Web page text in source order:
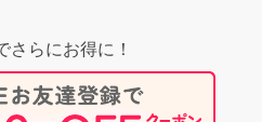
さらにお得に！